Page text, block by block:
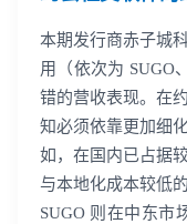
本期发行商赤子城
用（依次为 SUGO
错的营收表现。在
知必须依靠更加细
如，在国内已占据
与本地化成本较低
SUGO 则在中东市